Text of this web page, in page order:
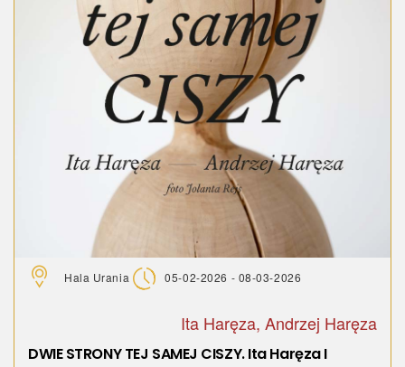
Hala Urania 05-02-2026 - 08-03-2026
Ita Haręza, Andrzej Haręza
DWIE STRONY TEJ SAMEJ CISZY. Ita Haręza I